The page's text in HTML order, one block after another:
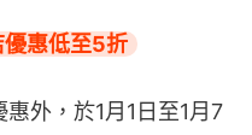
惠低至5折
外，於1月1日至1月7